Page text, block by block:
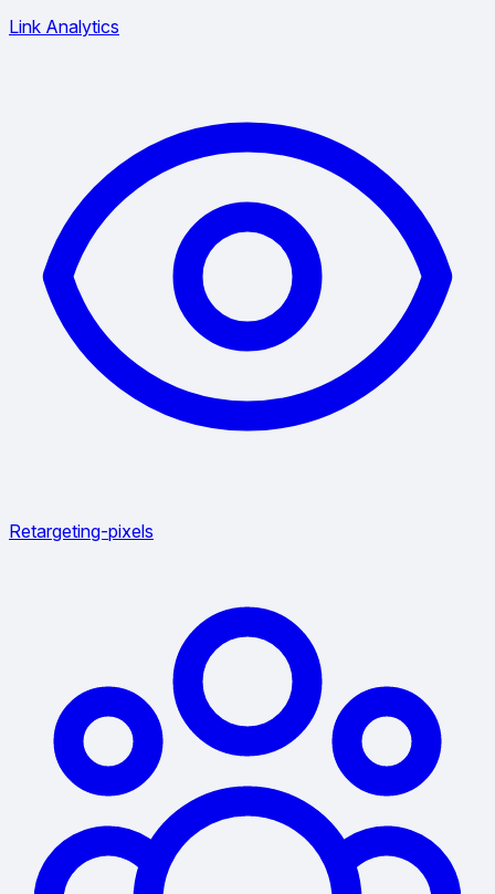
Link Analytics
Retargeting-pixels